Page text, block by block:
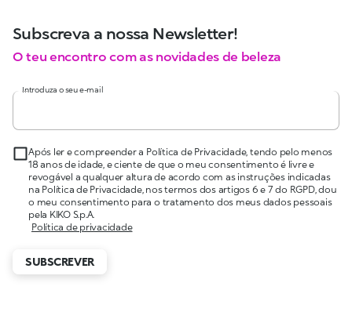
Subscreva a nossa Newsletter!
O teu encontro com as novidades de beleza
Introduza o seu e-mail
Após ler e compreender a Política de Privacidade, tendo pelo menos
18 anos de idade, e ciente de que o meu consentimento é livre e
revogável a qualquer altura de acordo com as instruções indicadas
na Política de Privacidade, nos termos dos artigos 6 e 7 do RGPD, dou
o meu consentimento para o tratamento dos meus dados pessoais
pela KIKO S.p.A.
Política de privacidade
SUBSCREVER